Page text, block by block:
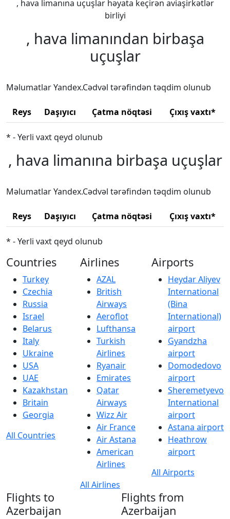
, hava limanına uçuşlar həyata keçirən aviaşirkətlər
birliyi
, hava limanından birbaşa
uçuşlar
Məlumatlar Yandex.Cədvəl tərəfindən təqdim olunub
Reys Daşıyıcı Çatma nöqtəsi Çıxış vaxtı*
* - Yerli vaxt qeyd olunub
, hava limanına birbaşa uçuşlar
Məlumatlar Yandex.Cədvəl tərəfindən təqdim olunub
Reys Daşıyıcı Çatma nöqtəsi Çıxış vaxtı*
* - Yerli vaxt qeyd olunub
Countries
Turkey
Czechia
Russia
Israel
Belarus
Italy
Ukraine
USA
UAE
Kazakhstan
Britain
Georgia
All Countries
Airlines
AZAL
British
Airways
Aeroflot
Lufthansa
Turkish
Airlines
Ryanair
Emirates
Qatar
Airways
Wizz Air
Air France
Air Astana
American
Airlines
All Airlines
Airports
Heydar Aliyev
International
(Bina
International)
airport
Gyandzha
airport
Domodedovo
airport
Sheremetyevo
International
airport
Astana airport
Heathrow
airport
All Airports
Flights to
Azerbaijan
Flights from
Azerbaijan